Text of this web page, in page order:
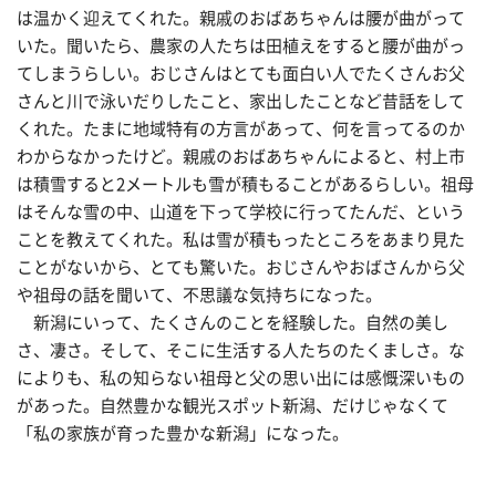
は温かく迎えてくれた。親戚のおばあちゃんは腰が曲がって
いた。聞いたら、農家の人たちは田植えをすると腰が曲がっ
てしまうらしい。おじさんはとても面白い人でたくさんお父
さんと川で泳いだりしたこと、家出したことなど昔話をして
くれた。たまに地域特有の方言があって、何を言ってるのか
わからなかったけど。親戚のおばあちゃんによると、村上市
は積雪すると2メートルも雪が積もることがあるらしい。祖母
はそんな雪の中、山道を下って学校に行ってたんだ、という
ことを教えてくれた。私は雪が積もったところをあまり見た
ことがないから、とても驚いた。おじさんやおばさんから父
や祖母の話を聞いて、不思議な気持ちになった。
新潟にいって、たくさんのことを経験した。自然の美し
さ、凄さ。そして、そこに生活する人たちのたくましさ。な
によりも、私の知らない祖母と父の思い出には感慨深いもの
があった。自然豊かな観光スポット新潟、だけじゃなくて
「私の家族が育った豊かな新潟」になった。